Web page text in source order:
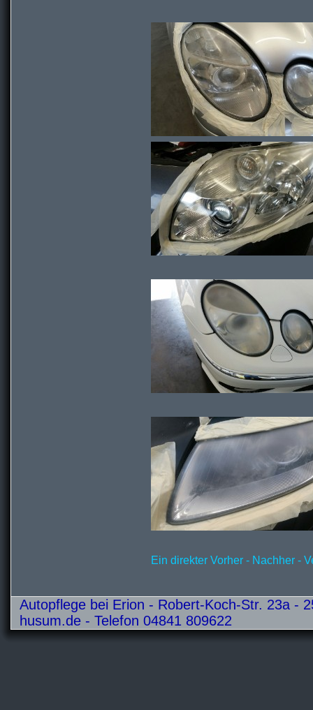
Ein direkter Vorher - Nachher -
Autopflege bei Erion - Robert-Koch-Str. 23a -
husum.de - Telefon 04841 809622